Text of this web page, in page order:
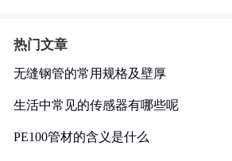
热门文章
无缝钢管的常用规格及壁厚
生活中常见的传感器有哪些呢
PE100管材的含义是什么